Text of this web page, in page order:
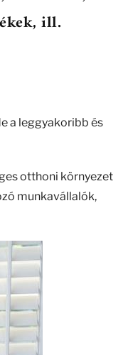
ill.
a leggyakoribb és
otthoni környezet
munkavállalók,